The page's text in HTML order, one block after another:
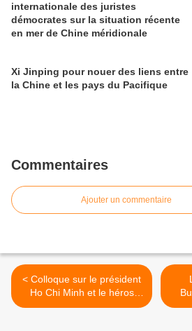
internationale des juristes
démocrates sur la situation récente
en mer de Chine méridionale
Xi Jinping pour nouer des liens entre
la Chine et les pays du Pacifique
Commentaires
Ajouter un commentaire
< Colloque sur le président
Ho Chi Minh et le héros
Che Guevara en Argentine